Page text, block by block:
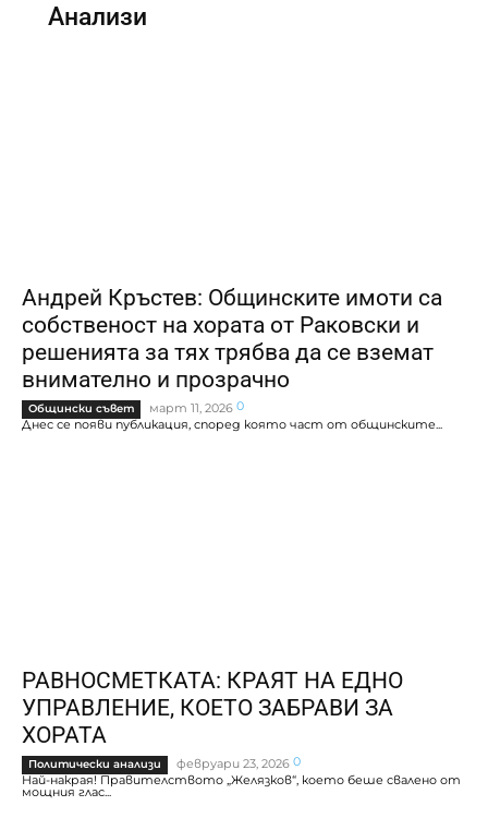
Анализи
Андрей Кръстев: Общинските имоти са
собственост на хората от Раковски и
решенията за тях трябва да се вземат
внимателно и прозрачно
Общински съвет март 11, 2026 0
Днес се появи публикация, според която част от общинските...
РАВНОСМЕТКАТА: КРАЯТ НА ЕДНО
УПРАВЛЕНИЕ, КОЕТО ЗАБРАВИ ЗА
ХОРАТА
Политически анализи февруари 23, 2026 0
Най-накрая! Правителството „Желязков“, което беше свалено от
мощния глас...